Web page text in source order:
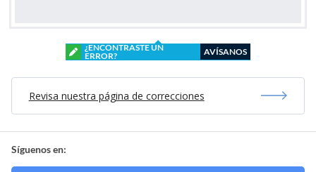
¿ENCONTRASTE UN
ERROR?
AVÍSANOS
Revisa nuestra página de correcciones
Síguenos en: